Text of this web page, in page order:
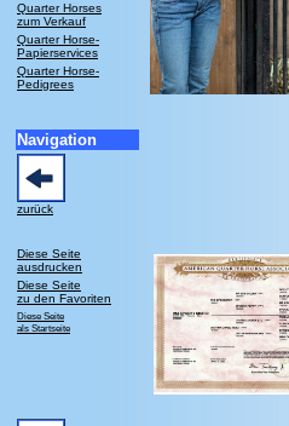
Quarter Horses
zum Verkauf
Quarter Horse-
Papierservices
Quarter Horse-
Pedigrees
Navigation
zurück
Diese Seite
ausdrucken
Diese Seite
zu den Favoriten
Diese Seite
als Startseite